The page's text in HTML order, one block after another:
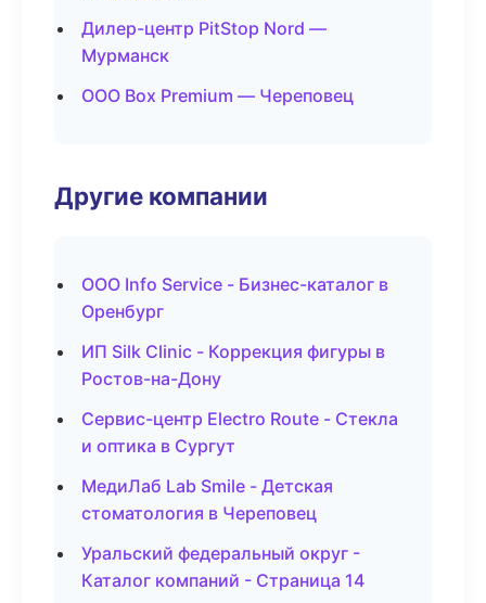
Дилер-центр PitStop Nord —
Мурманск
ООО Box Premium — Череповец
Другие компании
ООО Info Service - Бизнес-каталог в
Оренбург
ИП Silk Clinic - Коррекция фигуры в
Ростов-на-Дону
Сервис-центр Electro Route - Стекла
и оптика в Сургут
МедиЛаб Lab Smile - Детская
стоматология в Череповец
Уральский федеральный округ -
Каталог компаний - Страница 14